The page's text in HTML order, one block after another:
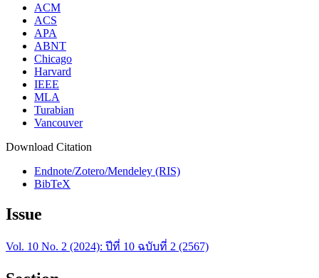
ACM
ACS
APA
ABNT
Chicago
Harvard
IEEE
MLA
Turabian
Vancouver
Download Citation
Endnote/Zotero/Mendeley (RIS)
BibTeX
Issue
Vol. 10 No. 2 (2024): ปีที่ 10 ฉบับที่ 2 (2567)